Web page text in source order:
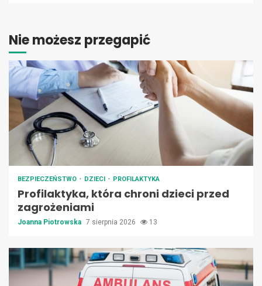
Nie możesz przegapić
BEZPIECZEŃSTWO DZIECI PROFILAKTYKA
Profilaktyka, która chroni dzieci przed
zagrożeniami
Joanna Piotrowska 7 sierpnia 2026 13